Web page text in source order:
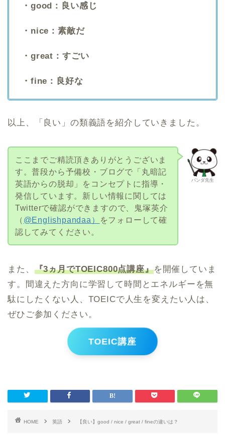
・good：良い感じ
・nice：素敵だ
・great：すごい
・fine：良好な
以上、「良い」の類義語を紹介していきました。
パンダ先生
ここまでご精読頂きありがとうございま
す。普段から予備校・ブログで「丸暗記
英語からの脱却」をコンセプトに指導・
発信しています。新しい情報に関しては
Twitterで確認ができますので、鬼塚英介
（ @Englishpandaa）
をフォローして確
認してみてください。
また、 『3ヵ月でTOEIC800点講座』を開催していま
す。間違えた方向に学習して時間とエネルギーを無
駄にしたくない人、TOEICで人生を変えたい人は、
ぜひご参加ください。
TOEIC講座
HOME 英語 【良い】good / nice / great / fineの違いは？